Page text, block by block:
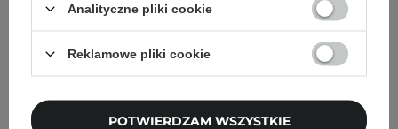
Analityczne pliki cookie
Reklamowe pliki cookie
POTWIERDZAM WSZYSTKIE